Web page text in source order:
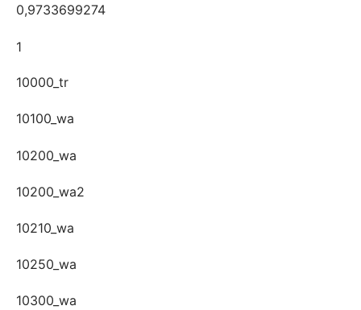
0,9733699274
1
10000_tr
10100_wa
10200_wa
10200_wa2
10210_wa
10250_wa
10300_wa